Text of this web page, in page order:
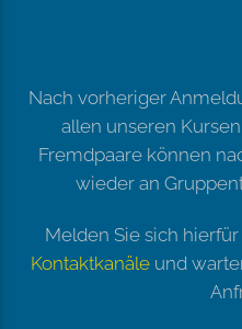
Nach vorheriger
allen unseren
Fremdpaare können
wieder an
Melden Sie sich
Kontaktkanäleund